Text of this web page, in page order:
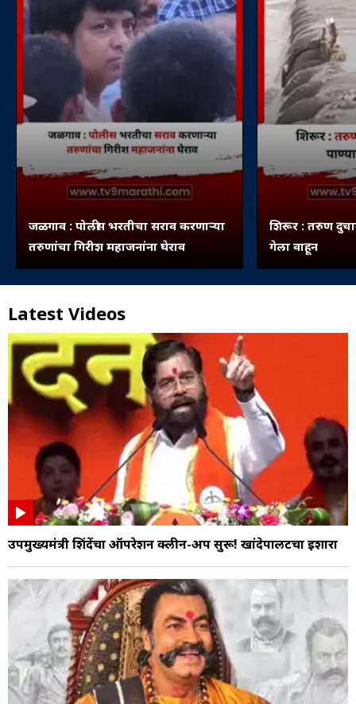
जळगाव : पोलीस भरतीचा सराव करणाऱ्या
तरुणांचा गिरीश महाजनांना घेराव
शिरूर : तरुण
गेला वाहून
Latest Videos
उपमुख्यमंत्री शिंदेंचा ऑपरेशन क्लीन-अप सुरू! खांदेपालटचा इशारा